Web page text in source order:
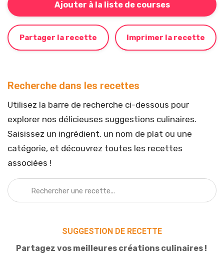
Ajouter à la liste de courses
Partager la recette Imprimer la recette
Recherche dans les recettes
Utilisez la barre de recherche ci-dessous pour
explorer nos délicieuses suggestions culinaires.
Saisissez un ingrédient, un nom de plat ou une
catégorie, et découvrez toutes les recettes
associées !
SUGGESTION DE RECETTE
Partagez vos meilleures créations culinaires !